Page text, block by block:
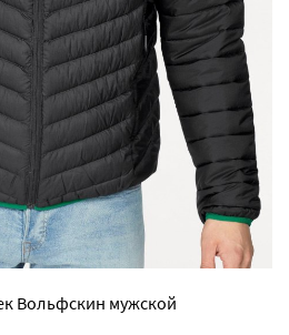
Вольфскин мужской